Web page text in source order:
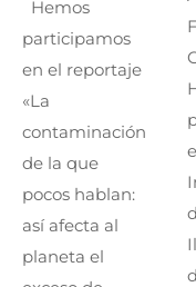
Hemos
participamos
en el reportaje
«La
contaminación
de la que
pocos hablan:
así afecta al
planeta el